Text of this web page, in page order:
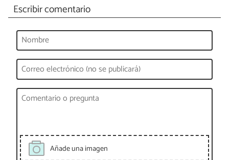
Escribir comentario
Añade una imagen